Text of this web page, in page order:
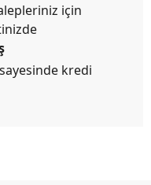
için
kredi